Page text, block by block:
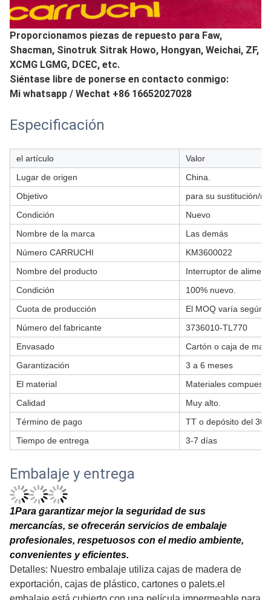
Proporcionamos piezas de repuesto para Faw,
Shacman, Sinotruk Sitrak Howo, Hongyan, Weichai, ZF,
XCMG LGMG, DCEC, etc.
Siéntase libre de ponerse en contacto conmigo:
Mi whatsapp / Wechat +86 16652027028
Especificación
el artículo
Valor
Lugar de origen
China.
Objetivo
para su sustitución/
Condición
Nuevo
Nombre de la marca
Las demás
Número CARRUCHI
KM3600022
Nombre del producto
Interruptor de
Condición
100% nuevo.
Cuota de producción
El MOQ varía según
Número del fabricante
3736010-TL770
Envasado
Cartón o caja de
Garantización
3 a 6 meses
El material
Materiales
Calidad
Muy alto.
Término de pago
TT o depósito del
Tiempo de entrega
3-7 días
Embalaje y entrega